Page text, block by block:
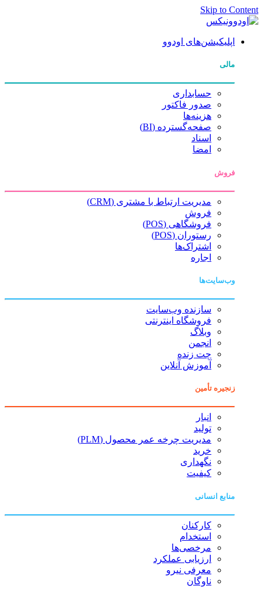
Skip to Content
اپلیکیشن‌های اودوو
مالی
حسابداری
صدور فاکتور
هزینه‌ها
صفحه‌گسترده (BI)
اسناد
امضا
فروش
مدیریت ارتباط با مشتری (CRM)
فروش
فروشگاهی (POS)
رستوران (POS)
اشتراک‌ها
اجاره
وب‌سایت‌ها
سازنده وب‌سایت
فروشگاه اینترنتی
وبلاگ
انجمن
چت زنده
آموزش آنلاین
زنجیره تأمین
انبار
تولید
مدیریت چرخه عمر محصول (PLM)
خرید
نگهداری
کیفیت
منابع انسانی
کارکنان
استخدام
مرخصی‌ها
ارزیابی عملکرد
معرفی نیرو
ناوگان